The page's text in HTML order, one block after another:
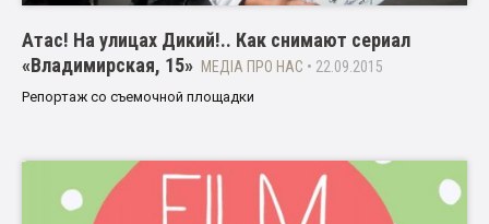
Атас! На улицах Дикий!.. Как снимают сериал
«Владимирская, 15» МЕДІА ПРО НАС • 22.09.2015
Репортаж со съемочной площадки